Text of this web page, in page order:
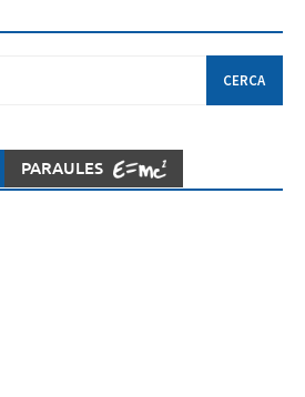
PARAULES